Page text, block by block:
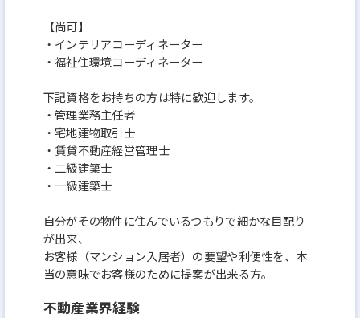
【尚可】
・インテリアコーディネーター
・福祉住環境コーディネーター
下記資格をお持ちの方は特に歓迎します。
・管理業務主任者
・宅地建物取引士
・賃貸不動産経営管理士
・二級建築士
・一級建築士
自分がその物件に住んでいるつもりで細かな目配り
が出来、
お客様（マンション入居者）の要望や利便性を、本
当の意味でお客様のために提案が出来る方。
不動産業界経験